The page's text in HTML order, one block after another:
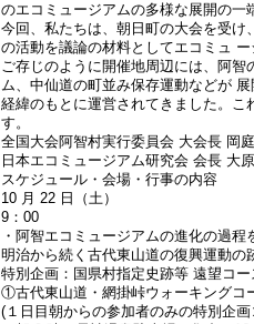
のエコミュージアムの多様な展開の一
今回、私たちは、朝日町の大会を受
の活動を議論の材料としてエコミュ
ご存じのように開催地周辺には、阿
ム、中仙道の町並み保存運動などが
経緯のもとに運営されてきました。こ
す。
全国大会阿智村実行委員会 大会長 岡
日本エコミュージアム研究会 会長 大
スケジュール・会場・行事の内容
10 月 22 日（土）
9：00
・阿智エコミュージアムの進化の過程
明治から続く古代東山道の復興運動の
特別企画：国県村指定史跡等 遠望コー
①古代東山道・網掛峠ウォーキングコ
(１日目朝からの参加者のみの特別企画